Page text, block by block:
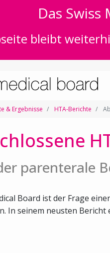
Das
bleibt
& Ergebnisse HTA-Berichte
parenterale
Board ist der Frage
In seinem neusten Bericht